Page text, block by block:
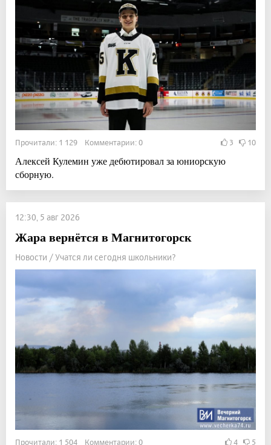
Прочитали: 1 129 Комментарии: 0 3 10
Алексей Кулемин уже дебютировал за юниорскую
сборную.
12:30, 5 авг 2026
Жара вернётся в Магнитогорск
Новости / Учатся ли сегодня школьники?
Прочитали: 1 504 Комментарии: 0 4 5